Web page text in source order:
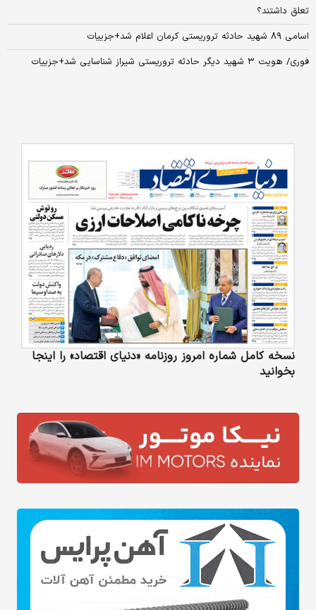
تعلق داشتند؟
اسامی ۸۹ شهید حادثه تروریستی کرمان اعلام شد+جزییات
فوری/ هویت ۳ شهید دیگر حادثه تروریستی شیراز شناسایی شد+جزییات
نسخه کامل شماره امروز روزنامه «دنیای‌ اقتصاد» را اینجا
بخوانید